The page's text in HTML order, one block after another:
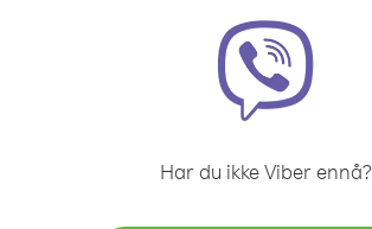
Har du ikke Viber ennå?